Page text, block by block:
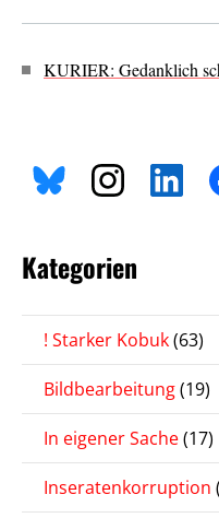
KURIER: Gedanklich
Kategorien
! Starker Kobuk(63)
Bildbearbeitung(19)
In eigener Sache(17)
Inseratenkorruption